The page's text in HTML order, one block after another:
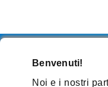
Benvenuti!
Noi e i nostri